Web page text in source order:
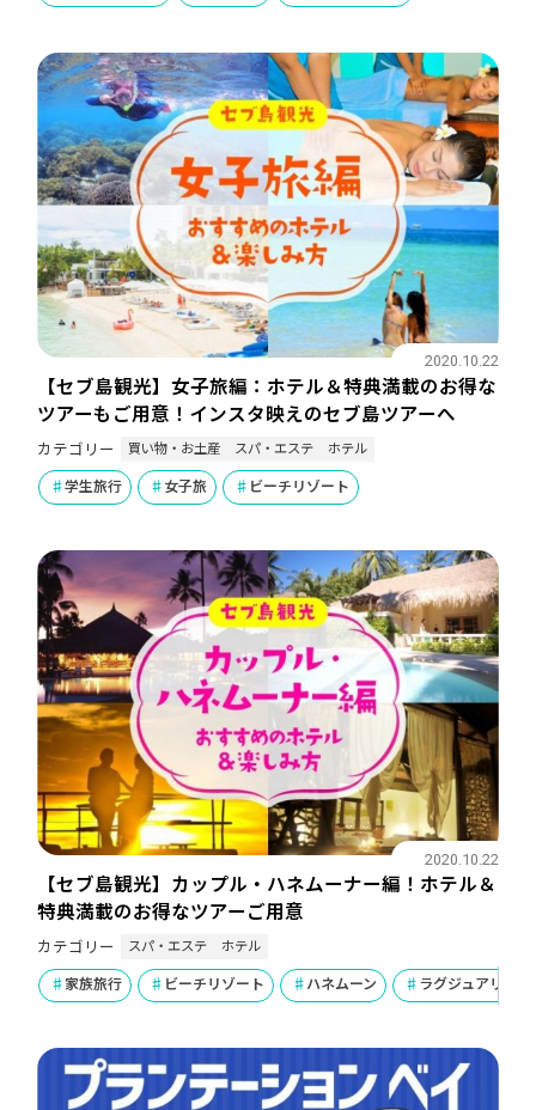
【セブ島観光】女子旅編：ホテル＆特典満載のお得な
ツアーもご用意！インスタ映えのセブ島ツアーへ
2020.10.22
カテゴリー 買い物・お土産 スパ・エステ ホテル
学生旅行 女子旅 ビーチリゾート
【セブ島観光】カップル・ハネムーナー編！ホテル＆
特典満載のお得なツアーご用意
2020.10.22
カテゴリー スパ・エステ ホテル
家族旅行 ビーチリゾート ハネムーン ラグジュアリー